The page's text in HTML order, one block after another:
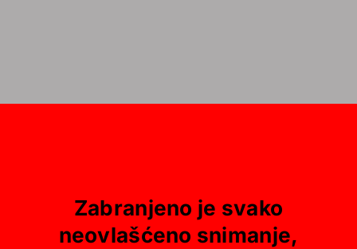
Zabranjeno je svako
neovlašćeno snimanje,